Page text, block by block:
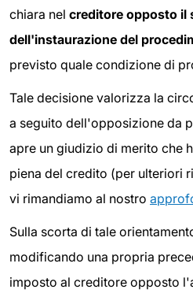
chiara nel creditore opposto il
dell'instaurazione del
previsto quale condizione di
Tale decisione valorizza la
a seguito dell'opposizione da
apre un giudizio di merito che
piena del credito (per ulteriori
vi rimandiamo al nostro
Sulla scorta di tale
modificando una propria
imposto al creditore opposto